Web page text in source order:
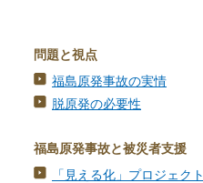
問題と視点
福島原発事故の実情
脱原発の必要性
福島原発事故と被災者支援
「見える化」プロジェクト